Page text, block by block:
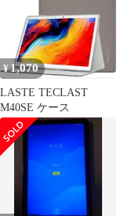
¥1,070
LASTE TECLAST
M40SE ケース